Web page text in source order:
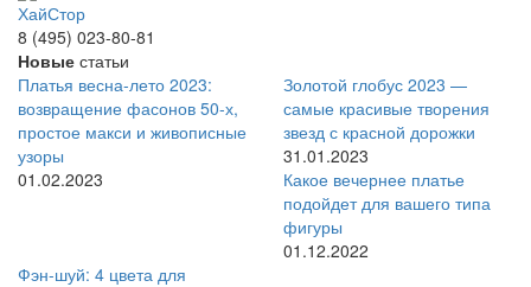
ХайСтор
8 (495) 023-80-81
Новые статьи
Платья весна-лето 2023:
возвращение фасонов 50-х,
простое макси и живописные
узоры
01.02.2023
Золотой глобус 2023 —
самые красивые творения
звезд с красной дорожки
31.01.2023
Какое вечернее платье
подойдет для вашего типа
фигуры
01.12.2022
Фэн-шуй: 4 цвета для